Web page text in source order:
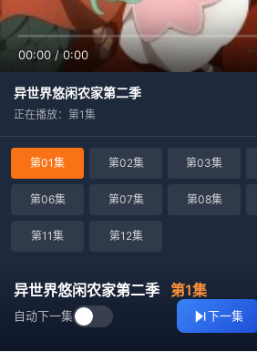
00:00 / 0:00
异世界悠闲农家第二季
正在播放：第1集
第01集 第02集 第03集
第06集 第07集 第08集
第11集 第12集
异世界悠闲农家第二季 第1集
自动下一集 下一集